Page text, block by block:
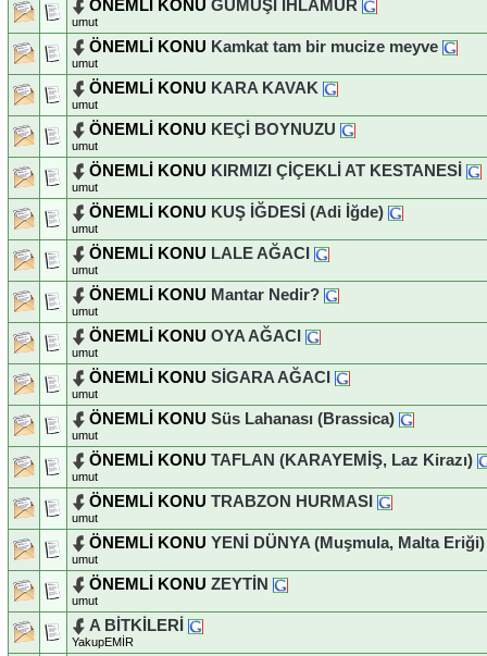
ÖNEMLİ KONU GÜMÜŞİ IHLAMUR
umut
ÖNEMLİ KONU Kamkat tam bir mucize meyve
umut
ÖNEMLİ KONU KARA KAVAK
umut
ÖNEMLİ KONU KEÇİ BOYNUZU
umut
ÖNEMLİ KONU KIRMIZI ÇİÇEKLİ AT KESTANESİ
umut
ÖNEMLİ KONU KUŞ İĞDESİ (Adi İğde)
umut
ÖNEMLİ KONU LALE AĞACI
umut
ÖNEMLİ KONU Mantar Nedir?
umut
ÖNEMLİ KONU OYA AĞACI
umut
ÖNEMLİ KONU SİGARA AĞACI
umut
ÖNEMLİ KONU Süs Lahanası (Brassica)
umut
ÖNEMLİ KONU TAFLAN (KARAYEMİŞ, Laz Kirazı)
umut
ÖNEMLİ KONU TRABZON HURMASI
umut
ÖNEMLİ KONU YENİ DÜNYA (Muşmula, Malta Eriği)
umut
ÖNEMLİ KONU ZEYTİN
umut
A BİTKİLERİ
YakupEMİR